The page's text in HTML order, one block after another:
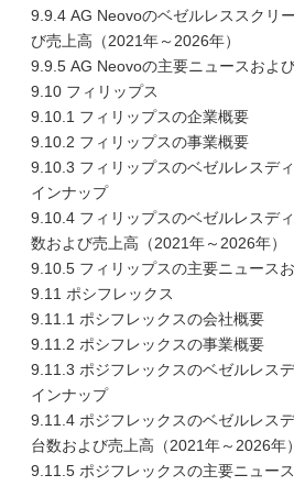
9.9.4 AG Neovoのベゼルレススクリ
び売上高（2021年～2026年）
9.9.5 AG Neovoの主要ニュースおよ
9.10 フィリップス
9.10.1 フィリップスの企業概要
9.10.2 フィリップスの事業概要
9.10.3 フィリップスのベゼルレスデ
インナップ
9.10.4 フィリップスのベゼルレスデ
数および売上高（2021年～2026年）
9.10.5 フィリップスの主要ニュース
9.11 ポシフレックス
9.11.1 ポシフレックスの会社概要
9.11.2 ポシフレックスの事業概要
9.11.3 ポジフレックスのベゼルレス
インナップ
9.11.4 ポジフレックスのベゼルレス
台数および売上高（2021年～2026年）
9.11.5 ポジフレックスの主要ニュー